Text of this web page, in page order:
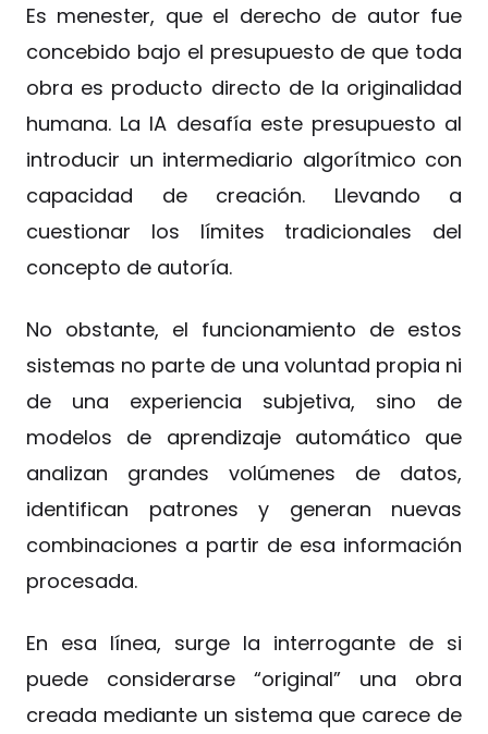
Es menester, que el derecho de autor fue
concebido bajo el presupuesto de que toda
obra es producto directo de la originalidad
humana. La IA desafía este presupuesto al
introducir un intermediario algorítmico con
capacidad de creación. Llevando a
cuestionar los límites tradicionales del
concepto de autoría.
No obstante, el funcionamiento de estos
sistemas no parte de una voluntad propia ni
de una experiencia subjetiva, sino de
modelos de aprendizaje automático que
analizan grandes volúmenes de datos,
identifican patrones y generan nuevas
combinaciones a partir de esa información
procesada.
En esa línea, surge la interrogante de si
puede considerarse “original” una obra
creada mediante un sistema que carece de